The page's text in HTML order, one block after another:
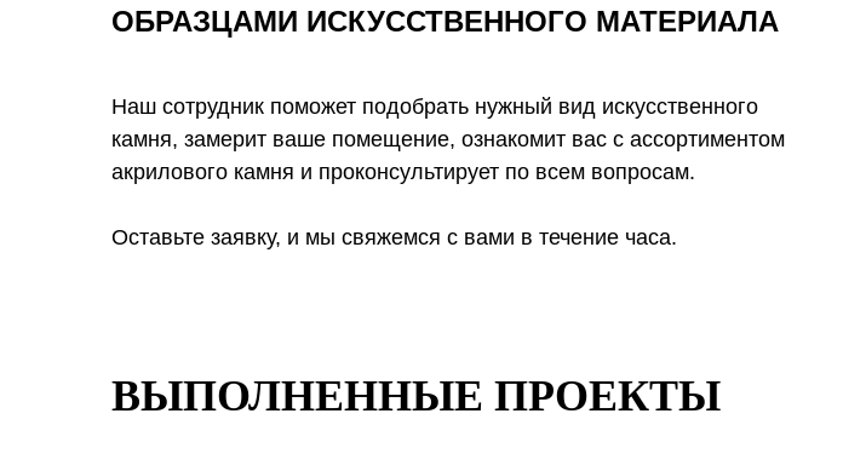
ОБРАЗЦАМИ ИСКУССТВЕННОГО МАТЕРИАЛА
Наш сотрудник поможет подобрать нужный вид искусственного
камня, замерит ваше помещение, ознакомит вас с ассортиментом
акрилового камня и проконсультирует по всем вопросам.
Оставьте заявку, и мы свяжемся с вами в течение часа.
ВЫПОЛНЕННЫЕ ПРОЕКТЫ